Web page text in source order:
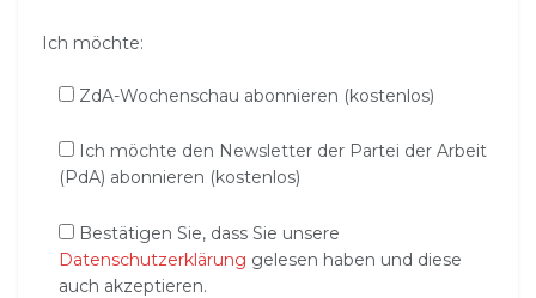
Ich möchte:
ZdA-Wochenschau abonnieren (kostenlos)
Ich möchte den Newsletter der Partei der Arbeit
(PdA) abonnieren (kostenlos)
Bestätigen Sie, dass Sie unsere
Datenschutzerklärung gelesen haben und diese
auch akzeptieren.